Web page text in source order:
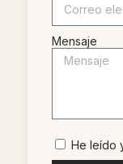
Mensaje
He leído